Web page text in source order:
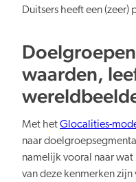
Duitsers heeft een
waarden,
Met hetGlocalities-
naar
namelijk vooral naar
van deze kenmerken